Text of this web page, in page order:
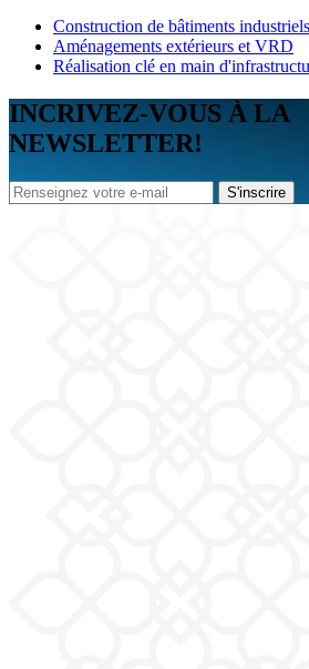
Construction de bâtiments
Aménagements extérieurs et VRD
Réalisation clé en main
INCRIVEZ-VOUS À LA
NEWSLETTER!
S'inscrire